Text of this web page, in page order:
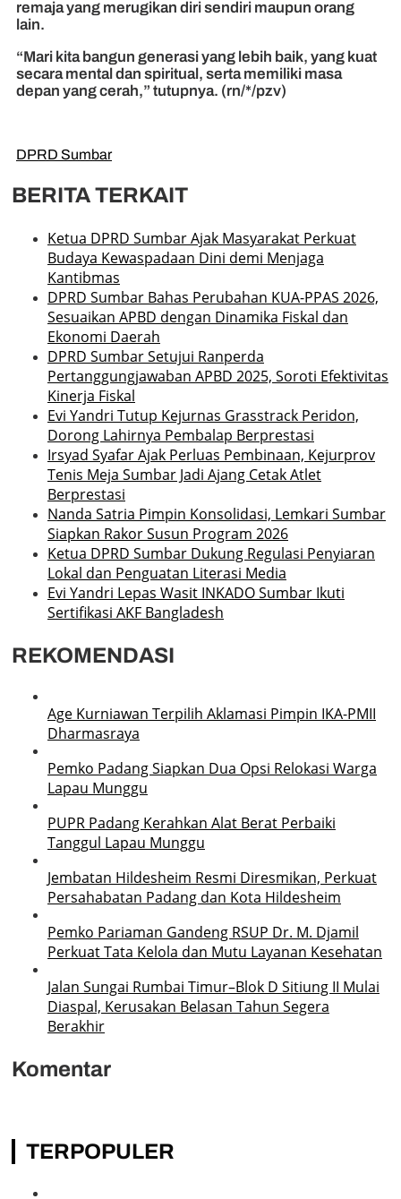
remaja yang merugikan diri sendiri maupun orang
lain.
“Mari kita bangun generasi yang lebih baik, yang kuat
secara mental dan spiritual, serta memiliki masa
depan yang cerah,” tutupnya. (rn/*/pzv)
DPRD Sumbar
BERITA TERKAIT
Ketua DPRD Sumbar Ajak Masyarakat Perkuat
Budaya Kewaspadaan Dini demi Menjaga
Kantibmas
DPRD Sumbar Bahas Perubahan KUA-PPAS 2026,
Sesuaikan APBD dengan Dinamika Fiskal dan
Ekonomi Daerah
DPRD Sumbar Setujui Ranperda
Pertanggungjawaban APBD 2025, Soroti Efektivitas
Kinerja Fiskal
Evi Yandri Tutup Kejurnas Grasstrack Peridon,
Dorong Lahirnya Pembalap Berprestasi
Irsyad Syafar Ajak Perluas Pembinaan, Kejurprov
Tenis Meja Sumbar Jadi Ajang Cetak Atlet
Berprestasi
Nanda Satria Pimpin Konsolidasi, Lemkari Sumbar
Siapkan Rakor Susun Program 2026
Ketua DPRD Sumbar Dukung Regulasi Penyiaran
Lokal dan Penguatan Literasi Media
Evi Yandri Lepas Wasit INKADO Sumbar Ikuti
Sertifikasi AKF Bangladesh
REKOMENDASI
Age Kurniawan Terpilih Aklamasi Pimpin IKA-PMII
Dharmasraya
Pemko Padang Siapkan Dua Opsi Relokasi Warga
Lapau Munggu
PUPR Padang Kerahkan Alat Berat Perbaiki
Tanggul Lapau Munggu
Jembatan Hildesheim Resmi Diresmikan, Perkuat
Persahabatan Padang dan Kota Hildesheim
Pemko Pariaman Gandeng RSUP Dr. M. Djamil
Perkuat Tata Kelola dan Mutu Layanan Kesehatan
Jalan Sungai Rumbai Timur–Blok D Sitiung II Mulai
Diaspal, Kerusakan Belasan Tahun Segera
Berakhir
Komentar
TERPOPULER